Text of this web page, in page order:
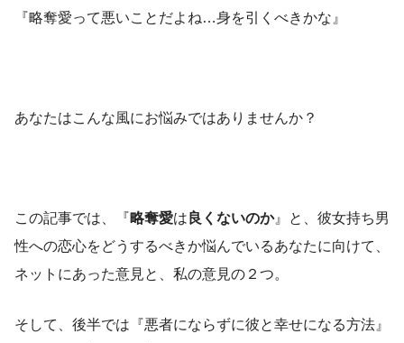
『略奪愛って悪いことだよね…身を引くべきかな』
あなたはこんな風にお悩みではありませんか？
この記事では、『略奪愛は 良くないのか』と、彼女持ち男
性への恋心をどうするべきか悩んでいるあなたに向けて、
ネットにあった意見と、私の意見の２つ。
そして、後半では『悪者にならずに彼と幸せになる方法』